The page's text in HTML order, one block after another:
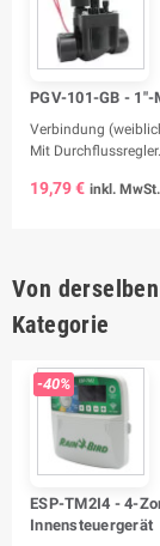
PGV-101-GB -
Verbindung
Mit Durchflussregler.
19,79 € inkl. MwSt.
Von
Kategorie
-40%
ESP-TM2I4 - 4-
Innensteuergerät